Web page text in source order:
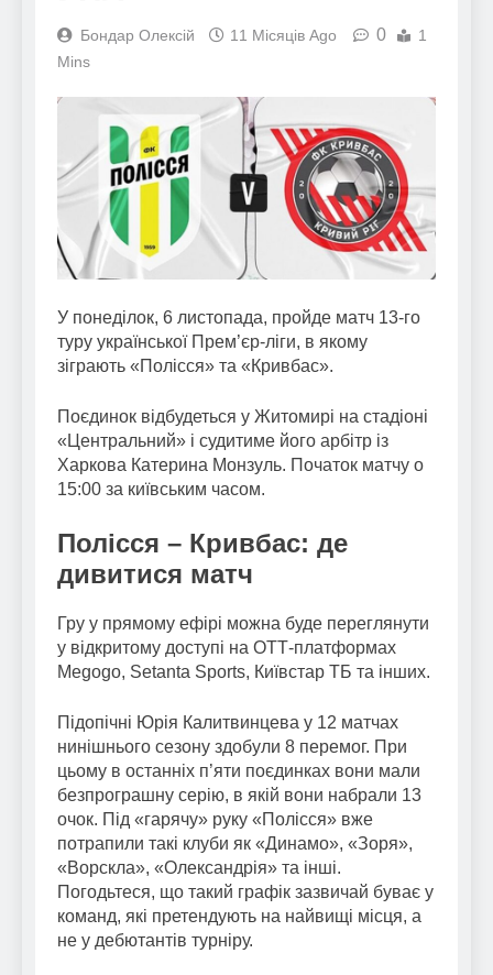
Бондар Олексій 11 Місяців Ago 0
1
Mins
У понеділок, 6 листопада, пройде матч 13-го
туру української Прем’єр-ліги, в якому
зіграють «Полісся» та «Кривбас».
Поєдинок відбудеться у Житомирі на стадіоні
«Центральний» і судитиме його арбітр із
Харкова Катерина Монзуль. Початок матчу о
15:00 за київським часом.
Полісся – Кривбас: де
дивитися матч
Гру у прямому ефірі можна буде переглянути
у відкритому доступі на ОТТ-платформах
Megogo, Setanta Sports, Київстар ТБ та інших.
Підопічні Юрія Калитвинцева у 12 матчах
нинішнього сезону здобули 8 перемог. При
цьому в останніх п’яти поєдинках вони мали
безпрограшну серію, в якій вони набрали 13
очок. Під «гарячу» руку «Полісся» вже
потрапили такі клуби як «Динамо», «Зоря»,
«Ворскла», «Олександрія» та інші.
Погодьтеся, що такий графік зазвичай буває у
команд, які претендують на найвищі місця, а
не у дебютантів турніру.